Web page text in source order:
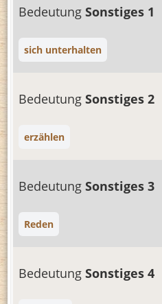
Bedeutung Sonstiges 1
sich unterhalten
Bedeutung Sonstiges 2
erzählen
Bedeutung Sonstiges 3
Reden
Bedeutung Sonstiges 4